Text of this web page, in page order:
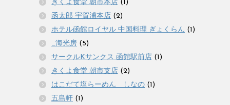
きくよ食堂 朝市本店 (1)
函太郎 宇賀浦本店 (2)
ホテル函館ロイヤル 中国料理 ぎょくらん (1)
_海光房 (5)
サークルKサンクス 函館駅前店 (1)
きくよ食堂 朝市支店 (2)
はこだて塩らーめん しなの (1)
五島軒 (1)